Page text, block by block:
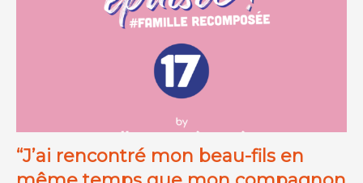
“J’ai rencontré mon beau-fils en